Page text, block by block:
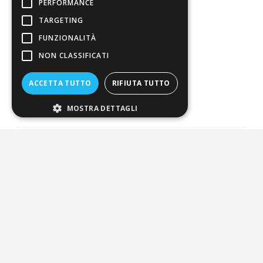
4,7/5
Eccellente
3.820
Recensioni
PERFORMANCE
TARGETING
FUNZIONALITÀ
NON CLASSIFICATI
ACCETTA TUTTO RIFIUTA TUTTO
MOSTRA DETTAGLI